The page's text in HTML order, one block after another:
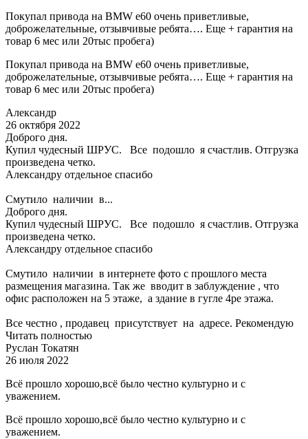
Покупал привода на BMW e60 очень приветливые,
доброжелательные, отзывчивые ребята…. Еще + гарантия на
товар 6 мес или 20тыс пробега)
Покупал привода на BMW e60 очень приветливые,
доброжелательные, отзывчивые ребята…. Еще + гарантия на
товар 6 мес или 20тыс пробега)
Александр
26 октября 2022
Доброго дня.
Купил чудесный ШРУС. Все подошло я счастлив. Отгрузка
произведена четко.
Александру отдельное спасибо
Смутило наличии в...
Доброго дня.
Купил чудесный ШРУС. Все подошло я счастлив. Отгрузка
произведена четко.
Александру отдельное спасибо
Смутило наличии в интернете фото с прошлого места
размещения магазина. Так же вводит в заблуждение , что
офис расположен на 5 этаже, а здание в гугле 4ре этажа.
Все честно , продавец присутствует на адресе. Рекомендую
Читать полностью
Руслан Токатян
26 июля 2022
Всё прошло хорошо,всё было честно культурно и с
уважением.
Всё прошло хорошо,всё было честно культурно и с
уважением.